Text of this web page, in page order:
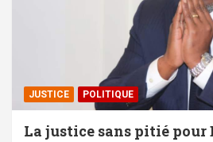
JUSTICE POLITIQUE
La justice sans pitié pour